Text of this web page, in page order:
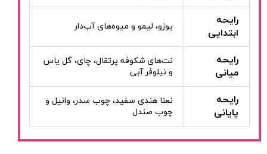
رایحه
ابتدایی
یوزو، لیمو و میوه‌های آب‌دار
رایحه
میانی
نت‌های شکوفه پرتقال، چای، گل یاس
و نیلوفر آبی
رایحه
پایانی
نعنا هندی سفید، چوب سدر، وانیل و
چوب صندل